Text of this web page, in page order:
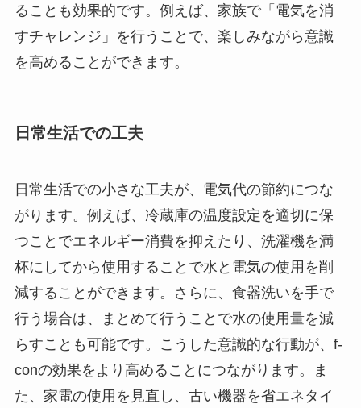
ることも効果的です。例えば、家族で「電気を消
すチャレンジ」を行うことで、楽しみながら意識
を高めることができます。
日常生活での工夫
日常生活での小さな工夫が、電気代の節約につな
がります。例えば、冷蔵庫の温度設定を適切に保
つことでエネルギー消費を抑えたり、洗濯機を満
杯にしてから使用することで水と電気の使用を削
減することができます。さらに、食器洗いを手で
行う場合は、まとめて行うことで水の使用量を減
らすことも可能です。こうした意識的な行動が、f-
conの効果をより高めることにつながります。ま
た、家電の使用を見直し、古い機器を省エネタイ